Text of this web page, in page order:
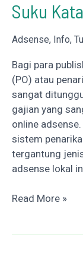
/
BULAN
(Work
Suku
Adsense, Info,
Bagi para
(PO) atau
sangat
gajian yang
online
sistem
tergantung
adsense lokal
Mengisi
Read More »